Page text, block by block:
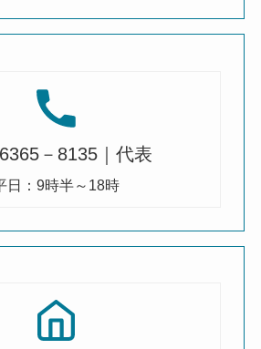
－8135｜代表
日：9時半～18時